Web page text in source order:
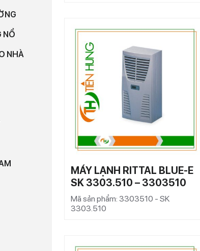
NỔ
NHÀ
MÁY LẠNH RITTAL BLUE-E
SK 3303.510 – 3303510
Mã sản phẩm: 3303510 - SK
3303.510